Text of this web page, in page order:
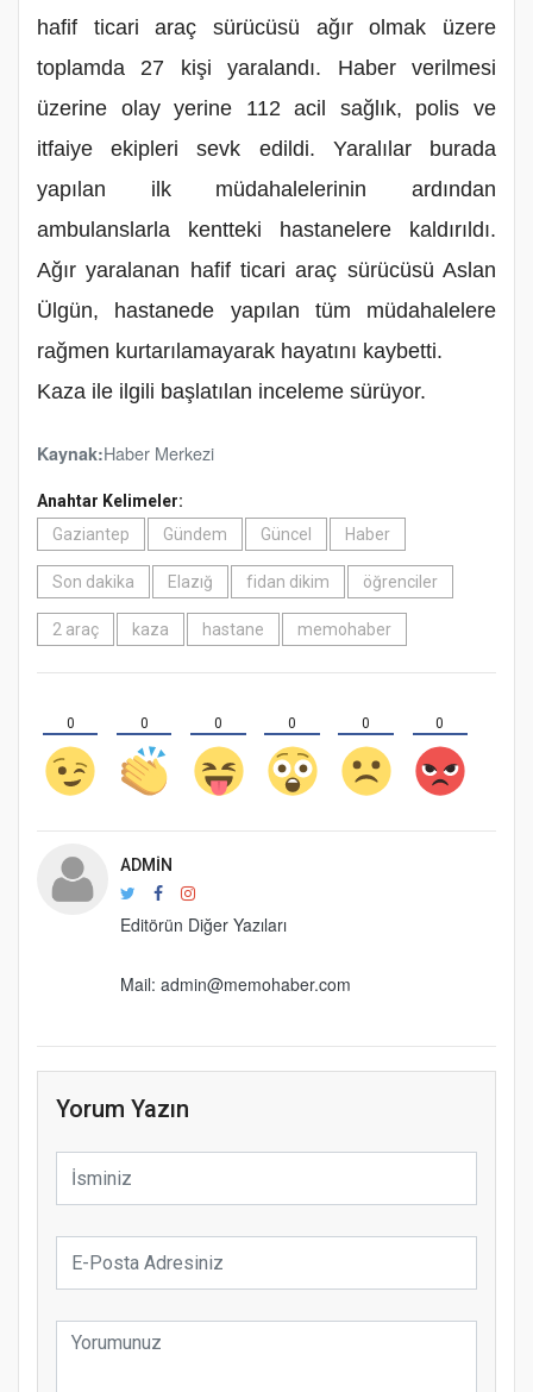
hafif ticari araç sürücüsü ağır olmak üzere
toplamda 27 kişi yaralandı. Haber verilmesi
üzerine olay yerine 112 acil sağlık, polis ve
itfaiye ekipleri sevk edildi. Yaralılar burada
yapılan ilk müdahalelerinin ardından
ambulanslarla kentteki hastanelere kaldırıldı.
Ağır yaralanan hafif ticari araç sürücüsü Aslan
Ülgün, hastanede yapılan tüm müdahalelere
rağmen kurtarılamayarak hayatını kaybetti.
Kaza ile ilgili başlatılan inceleme sürüyor.
Kaynak:Haber Merkezi
Anahtar Kelimeler:
Gaziantep
Gündem Güncel Haber
Son dakika Elazığ fidan dikim öğrenciler
2 araç kaza hastane memohaber
0 0 0 0 0 0
ADMIN
Editörün Diğer Yazıları
Mail: admin@memohaber.com
Yorum Yazın